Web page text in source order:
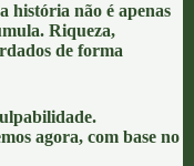
a história não é apenas
Riqueza,
de forma
agora, com base no